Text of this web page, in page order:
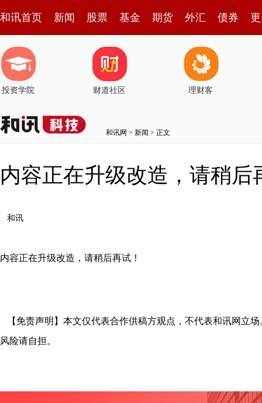
和讯首页 新闻 股票 基金 期货 外汇 债券
投资学院 财道社区 理财客
和讯网 > 新闻 > 正文
内容正在升级改造，请稍后
和讯
内容正在升级改造，请稍后再试！
【免责声明】本文仅代表合作供稿方观点，不代表和讯网立
风险请自担。